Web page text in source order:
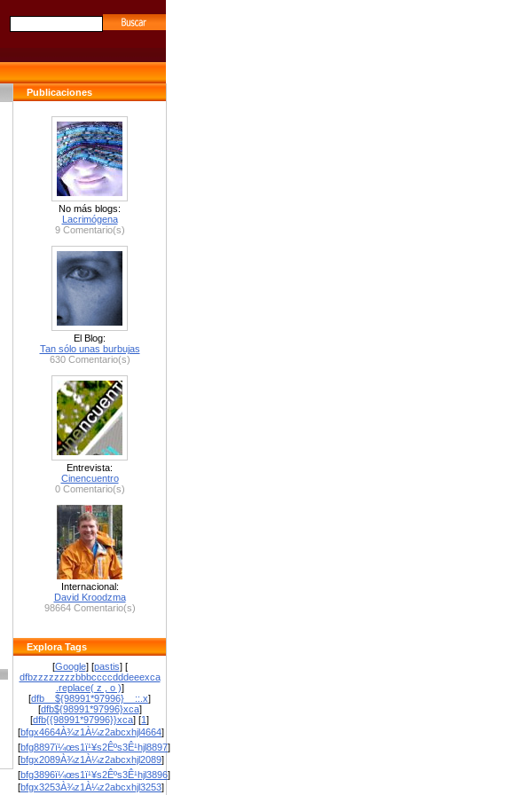
Publicaciones
No más blogs:
Lacrimógena
9 Comentario(s)
El Blog:
Tan sólo unas burbujas
630 Comentario(s)
Entrevista:
Cinencuentro
0 Comentario(s)
Internacional:
David Kroodzma
98664 Comentario(s)
Explora Tags
[Google] [pastis] [
dfbzzzzzzzzbbbccccdddeeexca
.replace( z , o )]
[dfb__${98991*97996}__::.x]
[dfb${98991*97996}xca]
[dfb{{98991*97996}}xca] [1]
[bfgx4664À¾z1À¼z2abcxhjl4664]
[bfg8897ï¼œs1ï¹¥s2Êºs3Ê¹hjl8897]
[bfgx2089À¾z1À¼z2abcxhjl2089]
[bfg3896ï¼œs1ï¹¥s2Êºs3Ê¹hjl3896]
[bfgx3253À¾z1À¼z2abcxhjl3253]